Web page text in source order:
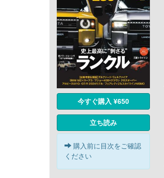
今すぐ購入 ¥650
立ち読み
購入前に目次をご確認
ください